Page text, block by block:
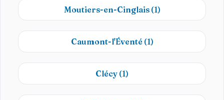
Moutiers-en-Cinglais (1)
Caumont-l'Éventé (1)
Clécy (1)